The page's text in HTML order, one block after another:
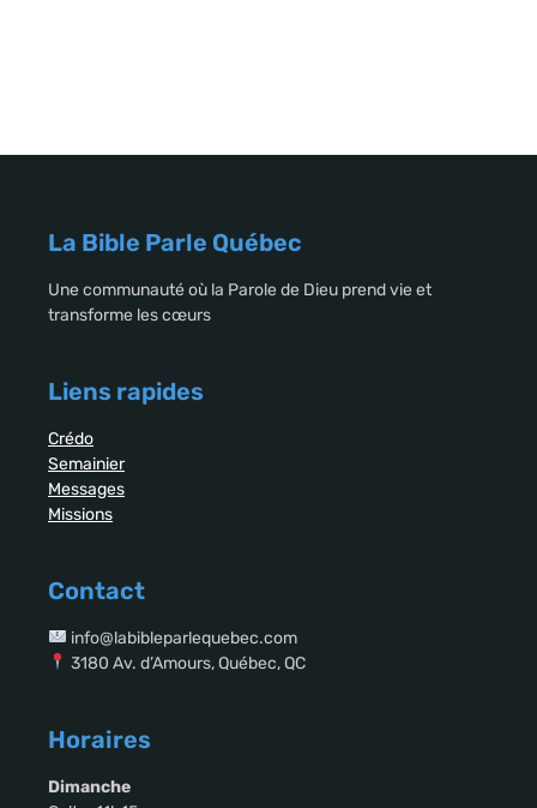
La Bible Parle Québec
Une communauté où la Parole de Dieu prend vie et
transforme les cœurs
Liens rapides
Crédo
Semainier
Messages
Missions
Contact
info@labibleparlequebec.com
3180 Av. d’Amours, Québec, QC
Horaires
Dimanche